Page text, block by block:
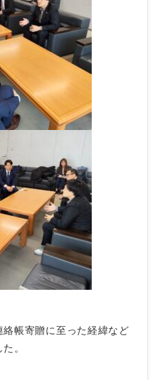
帳寄贈に至った経緯など
。